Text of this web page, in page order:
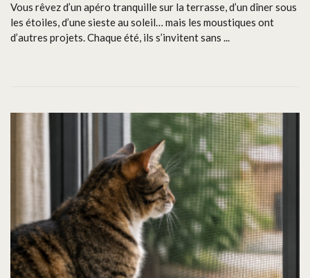
Vous rêvez d’un apéro tranquille sur la terrasse, d’un dîner sous
les étoiles, d’une sieste au soleil… mais les moustiques ont
d’autres projets. Chaque été, ils s’invitent sans ...